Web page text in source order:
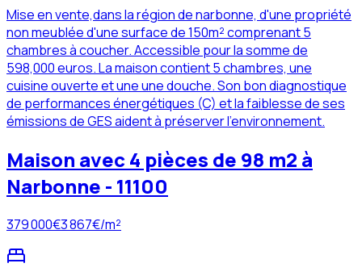
Mise en vente,dans la région de narbonne, d'une propriété
non meublée d'une surface de 150m² comprenant 5
chambres à coucher. Accessible pour la somme de
598,000 euros. La maison contient 5 chambres, une
cuisine ouverte et une une douche. Son bon diagnostique
de performances énergétiques (C) et la faiblesse de ses
émissions de GES aident à préserver l'environnement.
Maison avec 4 pièces de 98 m2 à
Narbonne - 11100
379 000€3 867€/m²